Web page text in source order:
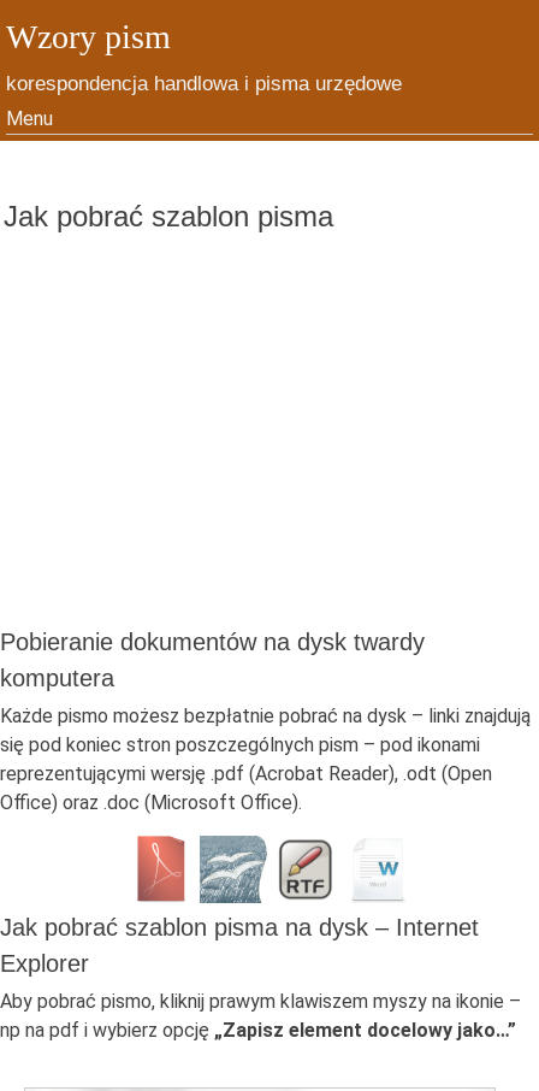
Wzory pism
korespondencja handlowa i pisma urzędowe
Menu
Skip to content
Jak pobrać szablon pisma
Pobieranie dokumentów na dysk twardy
komputera
Każde pismo możesz bezpłatnie pobrać na dysk – linki znajdują
się pod koniec stron poszczególnych pism – pod ikonami
reprezentującymi wersję .pdf (Acrobat Reader), .odt (Open
Office) oraz .doc (Microsoft Office).
Jak pobrać szablon pisma na dysk – Internet
Explorer
Aby pobrać pismo, kliknij prawym klawiszem myszy na ikonie –
np na pdf i wybierz opcję „Zapisz element docelowy jako…”